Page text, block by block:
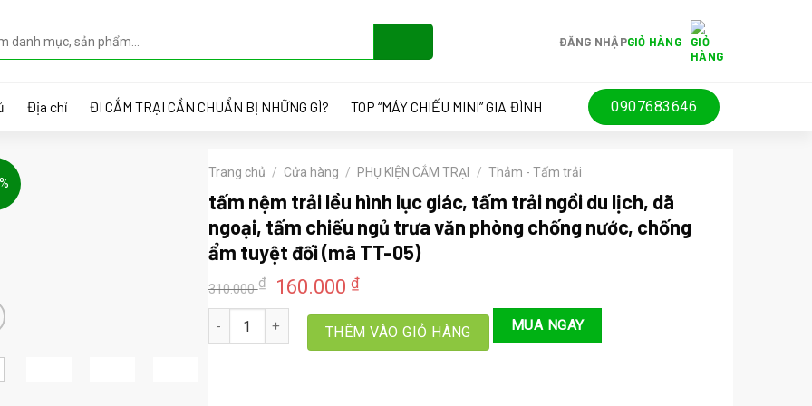
ĐĂNG NHẬPGIỎ HÀNG
Địa chỉ ĐI CẮM TRẠI CẦN CHUẨN BỊ NHỮNG GÌ? TOP “MÁY CHIẾU MINI” GIA ĐÌNH 0907683646
Trang chủ / Cửa hàng / PHỤ KIỆN CẮM TRẠI / Thảm - Tấm trải
tấm nệm trải lều hình lục giác, tấm trải ngồi du lịch, dã
ngoại, tấm chiếu ngủ trưa văn phòng chống nước, chống
ẩm tuyệt đối (mã TT-05)
310.000₫
Giá
gốc
là:
310.000 ₫.
160.000₫Giá
tại
là:
tấm nệm trải lều hình lục giác, tấm trải ngồi du lịch, dã ngoại, tấm chiếu ngủ trưa văn phòng chống
THÊM VÀO GIỎ HÀNG MUA NGAY